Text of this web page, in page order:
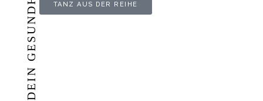
TANZ AUS DER REIHE